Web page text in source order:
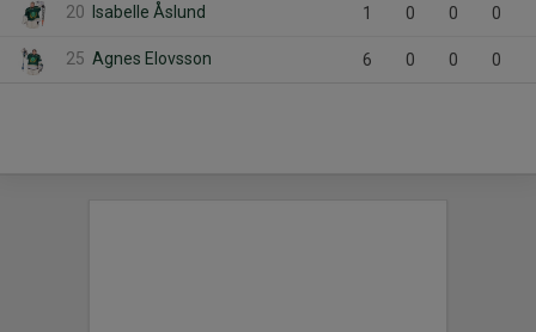
20 Isabelle Åslund 1 0 0 0
25 Agnes Elovsson 6 0 0 0